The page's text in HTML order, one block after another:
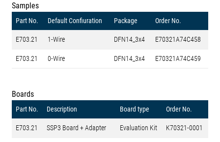
Samples
Part No. Default Confiuration Package Order No.
E703.21 1-Wire DFN14_3x4 E70321A74C458
E703.21 0-Wire DFN14_3x4 E70321A74C459
Boards
Part No. Description Board type Order No.
E703.21 SSP3 Board + Adapter Evaluation Kit K70321-0001